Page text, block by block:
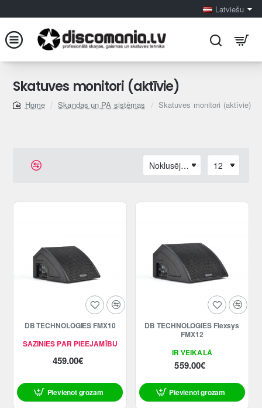
Latviešu
Skatuves monitori (aktīvie)
home
Skandas un PA sistēmas Skatuves monitori (aktīvie)
SAZINIES PAR PIEEJAMĪBU
DB TECHNOLOGIES FMX10
459.00€
Pievienot grozam
IR VEIKALĀ
DB TECHNOLOGIES Flexsys
FMX12
559.00€
Pievienot grozam